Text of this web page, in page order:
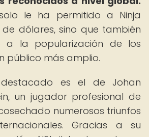
le ha permitido a Ninja
dólares, sino que también
a la popularización de los
público más amplio.
es el de Johan
un jugador profesional de
numerosos triunfos
Gracias a su